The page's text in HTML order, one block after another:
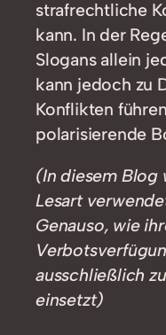
strafrechtliche
kann. In der
Slogans allein
kann jedoch zu
Konflikten
polarisierende
(In diesem Blog
Lesart
Genauso, wie
ausschließlich
einsetzt)